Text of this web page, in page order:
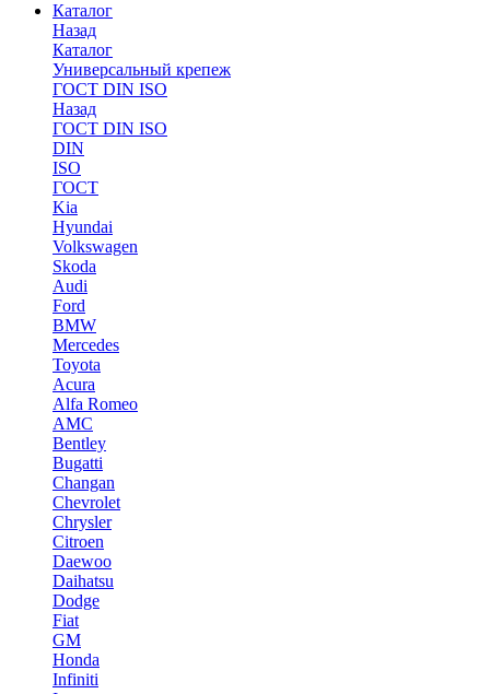
Каталог
Назад
Каталог
Универсальный крепеж
ГОСТ DIN ISO
Назад
ГОСТ DIN ISO
DIN
ISO
ГОСТ
Kia
Hyundai
Volkswagen
Skoda
Audi
Ford
BMW
Mercedes
Toyota
Acura
Alfa Romeo
AMC
Bentley
Bugatti
Changan
Chevrolet
Chrysler
Citroen
Daewoo
Daihatsu
Dodge
Fiat
GM
Honda
Infiniti